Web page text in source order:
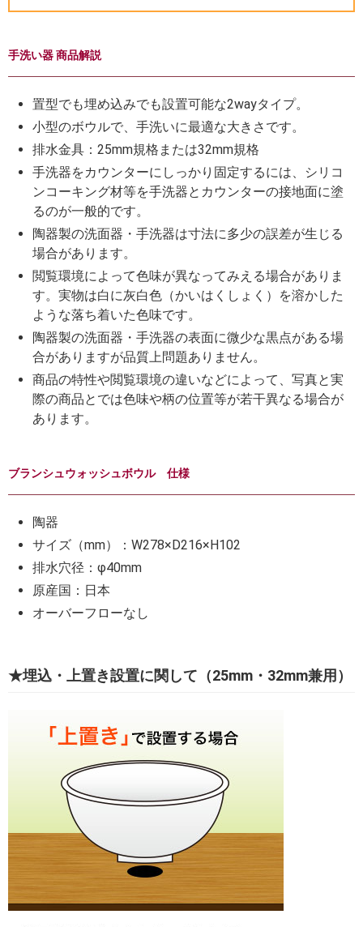
手洗い器 商品解説
置型でも埋め込みでも設置可能な2wayタイプ。
小型のボウルで、手洗いに最適な大きさです。
排水金具：25mm規格または32mm規格
手洗器をカウンターにしっかり固定するには、シリコ
ンコーキング材等を手洗器とカウンターの接地面に塗
るのが一般的です。
陶器製の洗面器・手洗器は寸法に多少の誤差が生じる
場合があります。
閲覧環境によって色味が異なってみえる場合がありま
す。実物は白に灰白色（かいはくしょく）を溶かした
ような落ち着いた色味です。
陶器製の洗面器・手洗器の表面に微少な黒点がある場
合がありますが品質上問題ありません。
商品の特性や閲覧環境の違いなどによって、写真と実
際の商品とでは色味や柄の位置等が若干異なる場合が
あります。
ブランシュウォッシュボウル 仕様
陶器
サイズ（mm）：W278×D216×H102
排水穴径：φ40mm
原産国：日本
オーバーフローなし
★埋込・上置き設置に関して（25mm・32mm兼用）